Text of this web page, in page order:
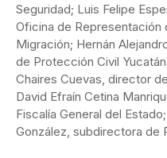
Seguridad; Luis Felipe
Oficina de Representación
Migración; Hernán
de Protección Civil
Chaires Cuevas, director
David Efraín Cetina
Fiscalía General del
González, subdirectora de